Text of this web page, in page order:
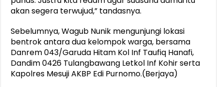
akan segera terwujud,” tandasnya.
Sebelumnya, Wagub Nunik mengunjungi lokasi
bentrok antara dua kelompok warga, bersama
Danrem 043/Garuda Hitam Kol Inf Taufiq Hanafi,
Dandim 0426 Tulangbawang Letkol Inf Kohir serta
Kapolres Mesuji AKBP Edi Purnomo.(Berjaya)